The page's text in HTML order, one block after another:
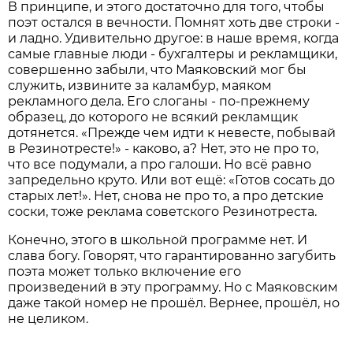
В принципе, и этого достаточно для того, чтобы
поэт остался в вечности. Помнят хоть две строки -
и ладно. Удивительно другое: в наше время, когда
самые главные люди - бухгалтеры и рекламщики,
совершенно забыли, что Маяковский мог бы
служить, извините за каламбур, маяком
рекламного дела. Его слоганы - по-прежнему
образец, до которого не всякий рекламщик
дотянется. «Прежде чем идти к невесте, побывай
в Резинотресте!» - каково, а? Нет, это не про то,
что все подумали, а про галоши. Но всё равно
запредельно круто. Или вот ещё: «Готов сосать до
старых лет!». Нет, снова не про то, а про дет­ские
соски, тоже реклама советского Резинотреста.
Конечно, этого в школьной программе нет. И
слава богу. Говорят, что гарантированно загубить
поэта может только включение его
произведений в эту программу. Но с Маяковским
даже такой номер не прошёл. Вернее, прошёл, но
не целиком.